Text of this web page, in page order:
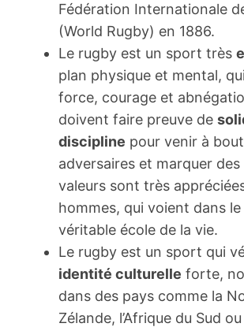
Fédération Internationale
(World Rugby) en 1886.
Le rugby est un sport très
plan physique et mental,
force, courage et
doivent faire preuve de
discipline pour venir à
adversaires et marquer des
valeurs sont très
hommes, qui voient dans
véritable école de la vie.
Le rugby est un sport qui
identité culturelle forte,
dans des pays comme la
Zélande, l’Afrique du Sud